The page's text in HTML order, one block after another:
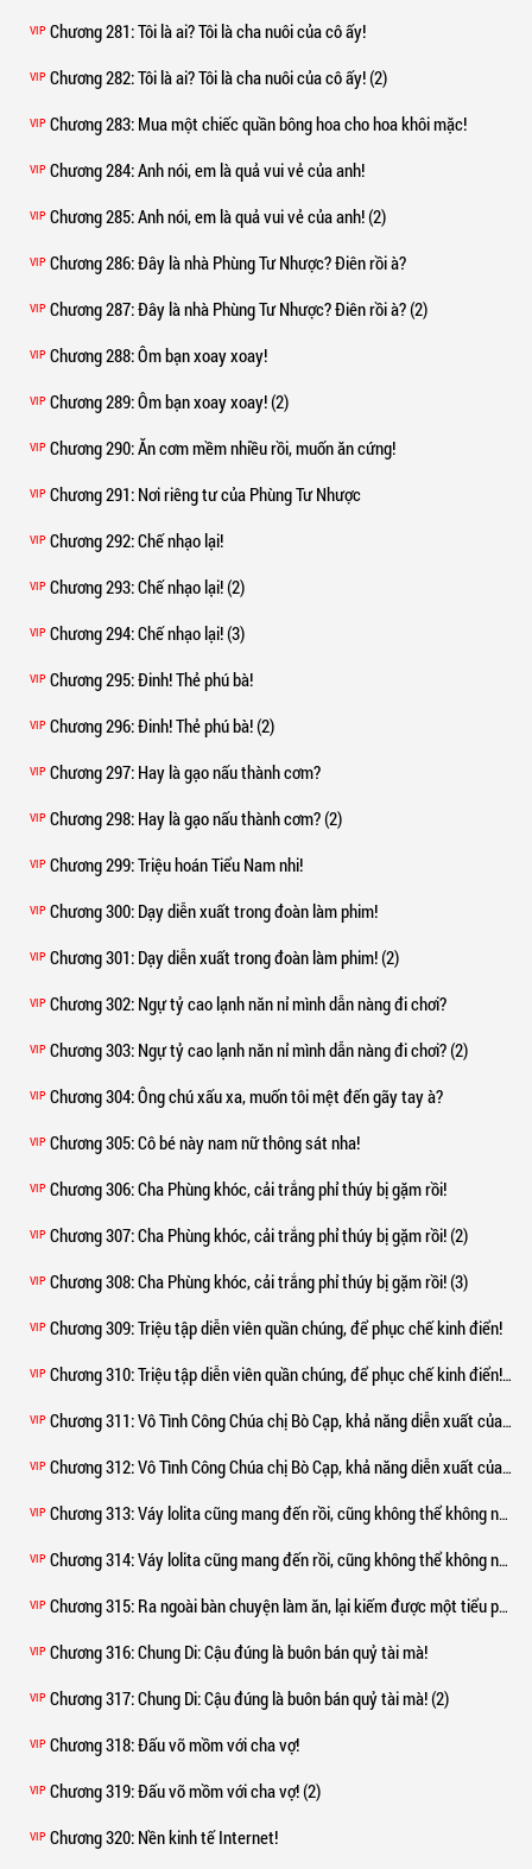
VIP Chương 281: Tôi là ai? Tôi là cha nuôi của cô ấy!
VIP Chương 282: Tôi là ai? Tôi là cha nuôi của cô ấy! (2)
VIP Chương 283: Mua một chiếc quần bông hoa cho hoa khôi mặc!
VIP Chương 284: Anh nói, em là quả vui vẻ của anh!
VIP Chương 285: Anh nói, em là quả vui vẻ của anh! (2)
VIP Chương 286: Đây là nhà Phùng Tư Nhược? Điên rồi à?
VIP Chương 287: Đây là nhà Phùng Tư Nhược? Điên rồi à? (2)
VIP Chương 288: Ôm bạn xoay xoay!
VIP Chương 289: Ôm bạn xoay xoay! (2)
VIP Chương 290: Ăn cơm mềm nhiều rồi, muốn ăn cứng!
VIP Chương 291: Nơi riêng tư của Phùng Tư Nhược
VIP Chương 292: Chế nhạo lại!
VIP Chương 293: Chế nhạo lại! (2)
VIP Chương 294: Chế nhạo lại! (3)
VIP Chương 295: Đinh! Thẻ phú bà!
VIP Chương 296: Đinh! Thẻ phú bà! (2)
VIP Chương 297: Hay là gạo nấu thành cơm?
VIP Chương 298: Hay là gạo nấu thành cơm? (2)
VIP Chương 299: Triệu hoán Tiểu Nam nhi!
VIP Chương 300: Dạy diễn xuất trong đoàn làm phim!
VIP Chương 301: Dạy diễn xuất trong đoàn làm phim! (2)
VIP Chương 302: Ngự tỷ cao lạnh năn nỉ mình dẫn nàng đi chơi?
VIP Chương 303: Ngự tỷ cao lạnh năn nỉ mình dẫn nàng đi chơi? (2)
VIP Chương 304: Ông chú xấu xa, muốn tôi mệt đến gãy tay à?
VIP Chương 305: Cô bé này nam nữ thông sát nha!
VIP Chương 306: Cha Phùng khóc, cải trắng phỉ thúy bị gặm rồi!
VIP Chương 307: Cha Phùng khóc, cải trắng phỉ thúy bị gặm rồi! (2)
VIP Chương 308: Cha Phùng khóc, cải trắng phỉ thúy bị gặm rồi! (3)
VIP Chương 309: Triệu tập diễn viên quần chúng, để phục chế kinh điển!
VIP Chương 310: Triệu tập diễn viên quần chúng, để phục chế kinh điển! (2)
VIP Chương 311: Vô Tình Công Chúa chị Bò Cạp, khả năng diễn xuất của Doãn Thư Nhã!
VIP Chương 312: Vô Tình Công Chúa chị Bò Cạp, khả năng diễn xuất của Doãn Thư Nhã! (2)
VIP Chương 313: Váy lolita cũng mang đến rồi, cũng không thể không nhảy!
VIP Chương 314: Váy lolita cũng mang đến rồi, cũng không thể không nhảy! (2)
VIP Chương 315: Ra ngoài bàn chuyện làm ăn, lại kiếm được một tiểu phú bà!
VIP Chương 316: Chung Di: Cậu đúng là buôn bán quỷ tài mà!
VIP Chương 317: Chung Di: Cậu đúng là buôn bán quỷ tài mà! (2)
VIP Chương 318: Đấu võ mồm với cha vợ!
VIP Chương 319: Đấu võ mồm với cha vợ! (2)
VIP Chương 320: Nền kinh tế Internet!